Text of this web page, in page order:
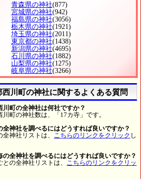
青森県の神社(877)
宮城県の神社(942)
福島県の神社(3056)
栃木県の神社(1921)
埼玉県の神社(2011)
東京都の神社(1438)
新潟県の神社(4695)
石川県の神社(1882)
山梨県の神社(1275)
岐阜県の神社(3266)
川町の神社に関するよくある質問
川町の全神社は何社ですか？
川町の神社数は、「17カ寺」です。
全神社を調べるにはどうすれば良いですか？
神社リストは、 こちらのリンクをクリック し
の全神社を調べるにはどうすれば良いですか？
との全神社リストは、 こちらのリンクをクリッ